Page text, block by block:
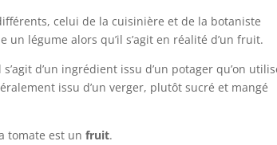
celui de la cuisinière et de la botaniste
légume alors qu’il s’agit en réalité d’un fruit.
s’agit d’un ingrédient issu d’un potager qu’on
issu d’un verger, plutôt sucré et mangé
tomate est unfruit.